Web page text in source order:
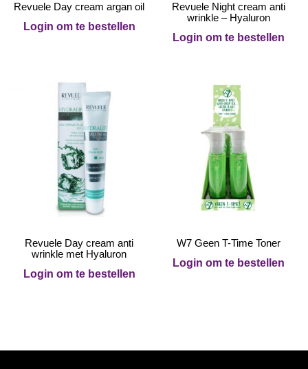
Revuele Day cream argan oil
Login om te bestellen
Revuele Night cream anti
wrinkle – Hyaluron
Login om te bestellen
Revuele Day cream anti
wrinkle met Hyaluron
Login om te bestellen
W7 Geen T-Time Toner
Login om te bestellen